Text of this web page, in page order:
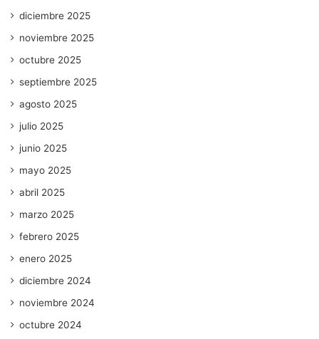
diciembre 2025
noviembre 2025
octubre 2025
septiembre 2025
agosto 2025
julio 2025
junio 2025
mayo 2025
abril 2025
marzo 2025
febrero 2025
enero 2025
diciembre 2024
noviembre 2024
octubre 2024